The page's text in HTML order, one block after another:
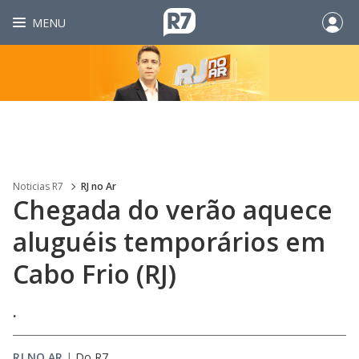
MENU
Noticias R7 RJ no Ar
Chegada do verão aquece
aluguéis temporários em
Cabo Frio (RJ)
.